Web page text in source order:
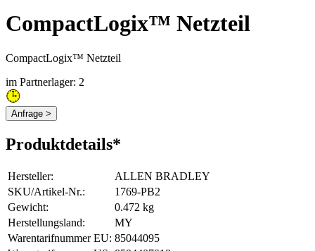
CompactLogix™ Netzteil
CompactLogix™ Netzteil
im Partnerlager: 2
Anfrage >
Produktdetails*
Hersteller:
ALLEN BRADLEY
SKU/Artikel-Nr.:
1769-PB2
Gewicht:
0.472 kg
Herstellungsland:
MY
Warentarifnummer EU: 85044095